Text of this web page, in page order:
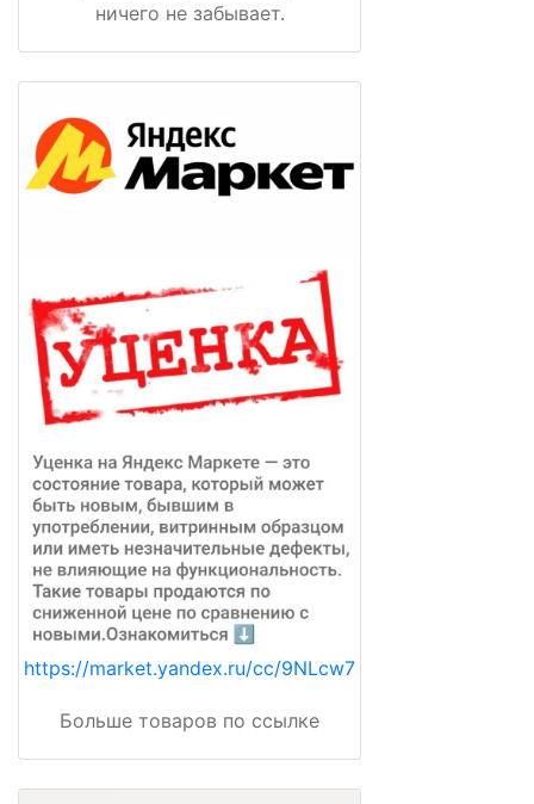
ничего не забывает.
https://market.yandex.ru/cc/9NLcw7
Больше товаров по ссылке